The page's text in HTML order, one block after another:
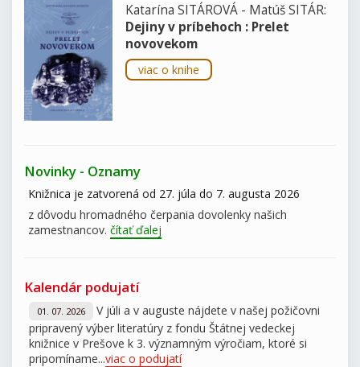
Katarína SITÁROVÁ - Matúš SITÁR:
Dejiny v príbehoch : Prelet
novovekom
viac o knihe
Novinky - Oznamy
Knižnica je zatvorená od 27. júla do 7. augusta 2026
z dôvodu hromadného čerpania dovolenky našich
zamestnancov. čítať ďalej
Kalendár podujatí
01. 07. 2026
V júli a v auguste nájdete v našej požičovni
pripravený výber literatúry z fondu Štátnej vedeckej
knižnice v Prešove k 3. významným výročiam, ktoré si
pripomíname...viac o podujatí